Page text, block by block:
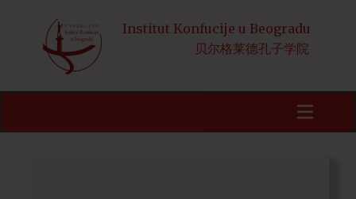
Institut Konfucije u Beogradu
贝尔格莱德孔子学院
Početna